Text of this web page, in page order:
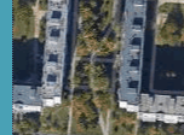
Prajete si